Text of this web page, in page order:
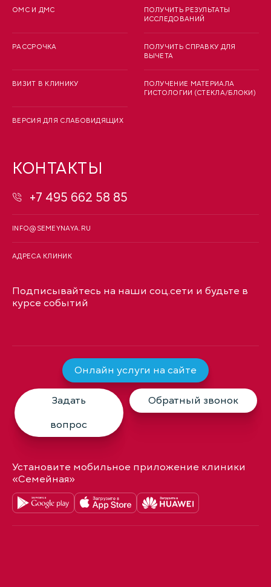
ОМС И ДМС
РАССРОЧКА
ВИЗИТ В КЛИНИКУ
ВЕРСИЯ ДЛЯ СЛАБОВИДЯЩИХ
ПОЛУЧИТЬ РЕЗУЛЬТАТЫ
ИССЛЕДОВАНИЙ
ПОЛУЧИТЬ СПРАВКУ ДЛЯ
ВЫЧЕТА
ПОЛУЧЕНИЕ МАТЕРИАЛА
ГИСТОЛОГИИ (СТЕКЛА/БЛОКИ)
КОНТАКТЫ
+7 495 662 58 85
INFO@SEMEYNAYA.RU
АДРЕСА КЛИНИК
Подписывайтесь на наши соц.сети и будьте в
курсе событий
Онлайн услуги на сайте
Задать
вопрос
Обратный звонок
Установите мобильное приложение клиники
«Семейная»